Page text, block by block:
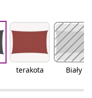
terakota Biały